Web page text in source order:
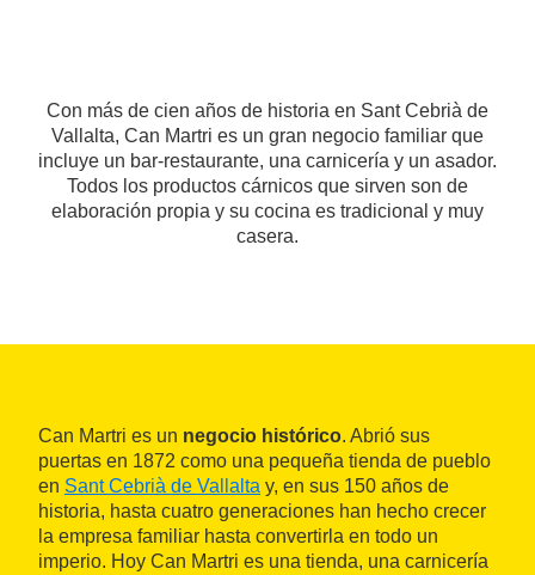
Con más de cien años de historia en Sant Cebrià de
Vallalta, Can Martri es un gran negocio familiar que
incluye un bar-restaurante, una carnicería y un asador.
Todos los productos cárnicos que sirven son de
elaboración propia y su cocina es tradicional y muy
casera.
Can Martri es un negocio histórico. Abrió sus
puertas en 1872 como una pequeña tienda de pueblo
en Sant Cebrià de Vallalta y, en sus 150 años de
historia, hasta cuatro generaciones han hecho crecer
la empresa familiar hasta convertirla en todo un
imperio. Hoy Can Martri es una tienda, una carnicería